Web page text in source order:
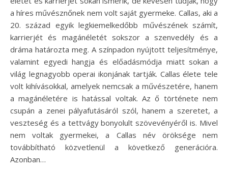
a híres művésznőnek nem volt saját gyermeke. Callas, aki a
20. század egyik legkiemelkedőbb művészének számít,
karrierjét és magánéletét sokszor a szenvedély és a
dráma határozta meg. A színpadon nyújtott teljesítménye,
valamint egyedi hangja és előadásmódja miatt sokan a
világ legnagyobb operai ikonjának tartják. Callas élete tele
volt kihívásokkal, amelyek nemcsak a művészetére, hanem
a magánéletére is hatással voltak. Az ő története nem
csupán a zenei pályafutásáról szól, hanem a szeretet, a
veszteség és a tettvágy bonyolult szövevényéről is. Mivel
nem voltak gyermekei, a Callas név öröksége nem
továbbítható közvetlenül a következő generációra.
Azonban…